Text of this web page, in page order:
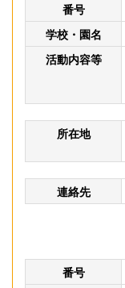
番号
学校・園名
活動内容等
所在地
連絡先
番号